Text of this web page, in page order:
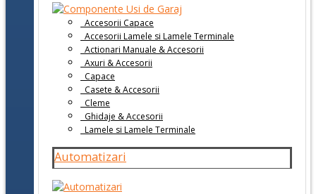
Accesorii Capace
Accesorii Lamele si Lamele Terminale
Actionari Manuale & Accesorii
Axuri & Accesorii
Capace
Casete & Accesorii
Cleme
Ghidaje & Accesorii
Lamele si Lamele Terminale
Automatizari